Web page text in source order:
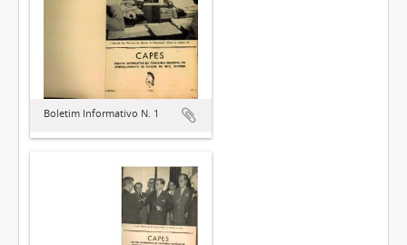
Boletim Informativo N. 1